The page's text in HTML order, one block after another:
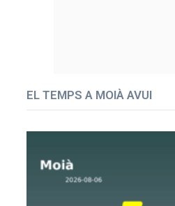
EL TEMPS A MOIÀ AVUI